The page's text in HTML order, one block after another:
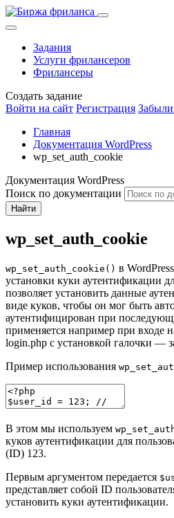
Задания
Услуги фрилансеров
Фрилансеры
Создать задание
Войти на сайт Регистрация
Главная
Документация WordPress
wp_set_auth_cookie
Документация WordPress
Поиск по документации
Найти
wp_set_auth_cookie
wp_set_auth_cookie() в
установки куки аутентификации
позволяет установить данные
виде куков, чтобы он мог быть
аутентифицирован при
применяется например при входе
login.php с установкой галочки —
Пример использования
В этом мы используем
куков аутентификации для
(ID) 123.
Первым аргументом передается
представляет собой ID
установить куки аутентификации.